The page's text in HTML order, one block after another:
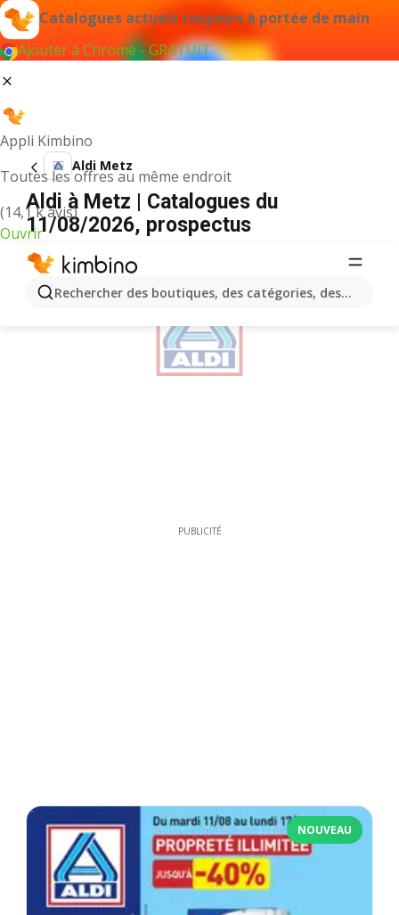
Catalogues actuels toujours à portée de main
Ajouter à Chrome - GRATUIT
Appli Kimbino
Toutes les offres au même endroit
(14,1 k avis)
Ouvrir
Rechercher des boutiques, des catégories, des
Aldi Metz
Aldi à Metz | Catalogues du
11/08/2026, prospectus
PUBLICITÉ
NOUVEAU